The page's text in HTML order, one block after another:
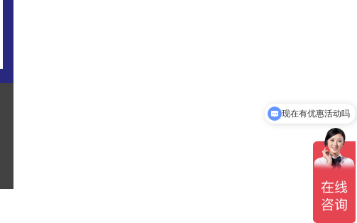
现在有优惠活动吗
档案在手里